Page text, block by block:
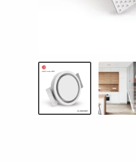
Logu montāžas lentas
Terases lentas EPDM
Naglu lentas latojumam
Palīgmateriāli